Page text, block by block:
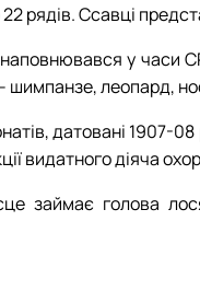
рядів. Ссавці
у часи
шимпанзе, леопард,
датовані 1907-
видатного діяча
займає голова